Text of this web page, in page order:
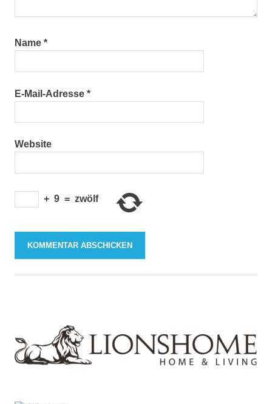
Name *
E-Mail-Adresse *
Website
+ 9 = zwölf